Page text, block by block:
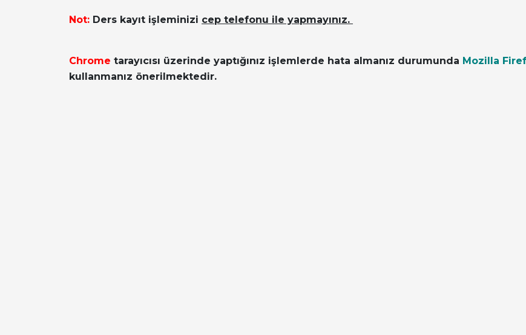
Not: Ders kayıt işleminizi cep telefonu ile yapmayınız.
Chrome tarayıcısı üzerinde yaptığınız işlemlerde hata almanız durumunda Mozilla
kullanmanız önerilmektedir.